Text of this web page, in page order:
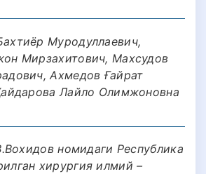
Муродуллаевич,
Мирзахитович, Махсудов
Ахмедов Ғайрат
Лайло Олимжоновна
номидаги Республика
хирургия илмий –